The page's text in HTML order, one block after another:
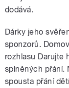
pause
dodává.
Dárky jeho
sponzorů.
rozhlasu Darujte
splněných přání.
spousta přání